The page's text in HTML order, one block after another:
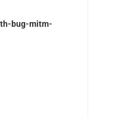
bug-mitm-